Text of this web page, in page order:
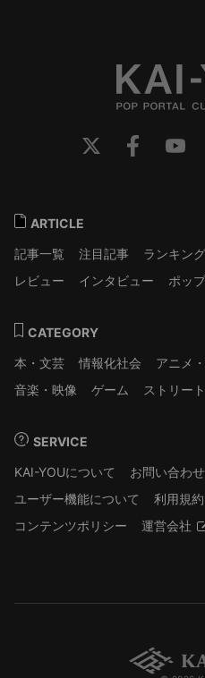
ARTICLE
記事一覧
注目記事 ランキング
レビュー
インタビュー ポッ
CATEGORY
本・文芸
情報化社会 アニメ
音楽・映像
ゲーム ストリート
SERVICE
KAI-YOUについて
お問い合わせ
ユーザー機能について
利用規約
コンテンツポリシー
運営会社